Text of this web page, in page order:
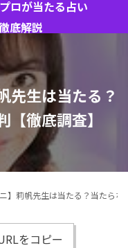
ロが当たる占い
底解説
先生は当たる？
徹底調査】
ニ】莉帆先生は当たる？当たら
をコピー